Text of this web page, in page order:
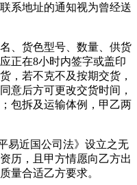
系地址的通知视为曾经送
货色型号、数量、供货
正在8小时内签字或盖印
，若不克不及按期交货，
意后方可更改交货时间，
包拆及运输体例，甲乙两
近国公司法》设立之无
历，且甲方情愿向乙方出
量合适乙方要求。